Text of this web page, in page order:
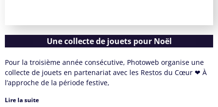
Une collecte de jouets pour Noël
Pour la troisième année consécutive, Photoweb organise une
collecte de jouets en partenariat avec les Restos du Cœur ❤ À
l’approche de la période festive,
Lire la suite